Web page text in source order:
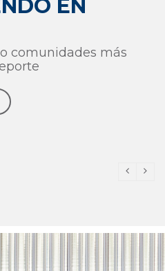
EN
comunidades más